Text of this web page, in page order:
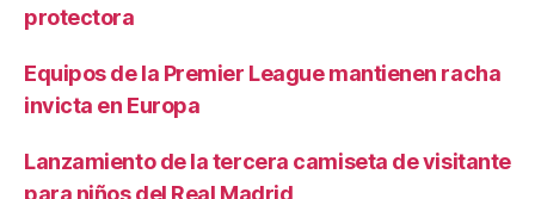
protectora
Equipos de la Premier League mantienen racha
invicta en Europa
Lanzamiento de la tercera camiseta de visitante
para niños del Real Madrid